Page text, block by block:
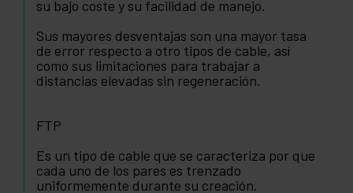
su bajo coste y su facilidad de manejo.
Sus mayores desventajas son una mayor tasa
de error respecto a otro tipos de cable, así
como sus limitaciones para trabajar a
distancias elevadas sin regeneración.
FTP
Es un tipo de cable que se caracteriza por que
cada uno de los pares es trenzado
uniformemente durante su creación.